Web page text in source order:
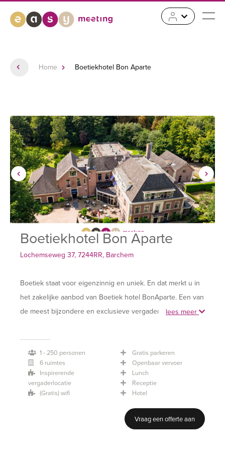
Home Boetiekhotel Bon Aparte
Boetiekhotel Bon Aparte
Lochemseweg 37, 7244RR, Barchem
Boetiek staat voor eigenzinnig en uniek. En dat merkt u in
het zakelijke aanbod van Boetiek hotel BonAparte. Een van
de meest bijzondere en exclusieve vergaderlocaties van
Deventer.
Een eigenzinnige vergaderlocatie, dat merkt u in het
monumentale pand uit 1870 voorzien van alle
hedendaagse gemakken. De ingetogen luxe en de
bijzondere ambiance. Daarnaast zijn het bovenal de
mensen die uw vergadering tot een succes zullen maken.
lees meer
1 - 250 personen
6 ruimtes
Inspirerende
vergaderlocatie
(Gratis) wifi
Gratis parkeren
Openbaar vervoer
Lunch
Receptie
Hotel
Vraag een offerte aan